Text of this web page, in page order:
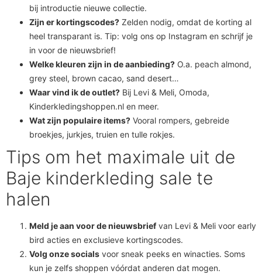
bij introductie nieuwe collectie.
Zijn er kortingscodes? Zelden nodig, omdat de korting al
heel transparant is. Tip: volg ons op Instagram en schrijf je
in voor de nieuwsbrief!
Welke kleuren zijn in de aanbieding? O.a. peach almond,
grey steel, brown cacao, sand desert…
Waar vind ik de outlet? Bij Levi & Meli, Omoda,
Kinderkledingshoppen.nl en meer.
Wat zijn populaire items? Vooral rompers, gebreide
broekjes, jurkjes, truien en tulle rokjes.
Tips om het maximale uit de
Baje kinderkleding sale te
halen
Meld je aan voor de nieuwsbriefvan Levi & Meli voor early
bird acties en exclusieve kortingscodes.
Volg onze socials voor sneak peeks en winacties. Soms
kun je zelfs shoppen vóórdat anderen dat mogen.